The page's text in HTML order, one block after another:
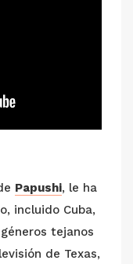
Papushi, le ha
incluido Cuba,
tejanos
de Texas,